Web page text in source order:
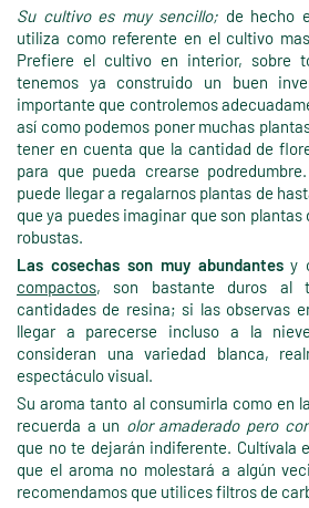
Su cultivo es muy sencillo; de hecho
utiliza como referente en el cultivo
Prefiere el cultivo en interior, sobre
tenemos ya construido un buen
importante que controlemos
así como podemos poner muchas
tener en cuenta que la cantidad de
para que pueda crearse
puede llegar a regalarnos plantas de
que ya puedes imaginar que son
robustas.
Las cosechas son muy abundantesy
compactos, son bastante duros al
cantidades de resina; si las observas
llegar a parecerse incluso a la
consideran una variedad blanca,
espectáculo visual.
Su aroma tanto al consumirla como en
recuerda a un olor amaderado pero
que no te dejarán indiferente. Cultívala
que el aroma no molestará a algún
recomendamos que utilices filtros de